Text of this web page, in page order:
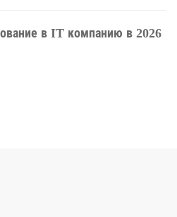
в IT компанию в 2026